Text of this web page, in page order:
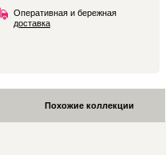
Оперативная и бережная
доставка
Похожие коллекции